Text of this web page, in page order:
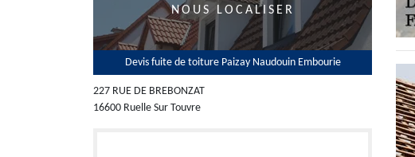
NOUS LOCALISER
Devis fuite de toiture Paizay Naudouin Embourie
227 RUE DE BREBONZAT
16600 Ruelle Sur Touvre